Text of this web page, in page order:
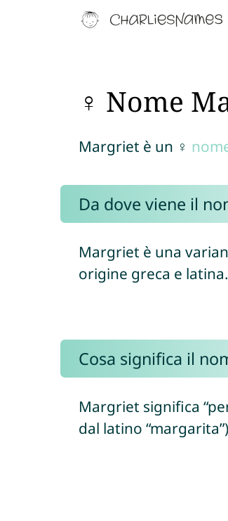
♀ Nome
Margriet è un ♀
Da dove viene il
Margriet è una
origine greca e latina.
Cosa significa il
Margriet significa
dal latino